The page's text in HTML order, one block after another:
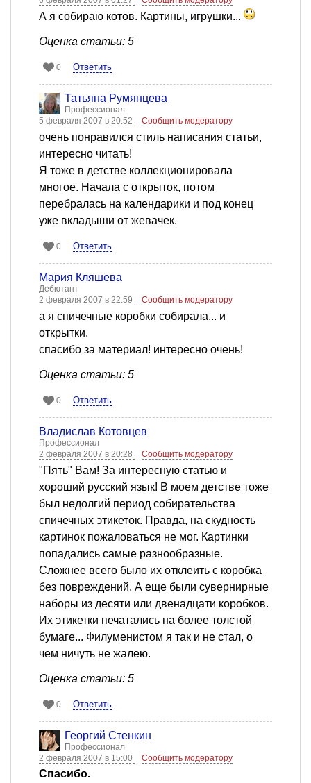
А я собираю котов. Картины, игрушки...
Оценка статьи: 5
0 Ответить
Татьяна Румянцева
Профессионал
5 февраля 2007 в 20:52
Сообщить модератору
очень понравился стиль написания статьи,
интересно читать!
Я тоже в детстве коллекционировала
многое. Начала с открыток, потом
перебралась на календарики и под конец
уже вкладыши от жевачек.
0 Ответить
Мария Кляшева
Дебютант
2 февраля 2007 в 22:59
Сообщить модератору
а я спичечные коробки собирала... и
открытки.
спасибо за материал! интересно очень!
Оценка статьи: 5
0 Ответить
Владислав Котовцев
Профессионал
2 февраля 2007 в 20:28
Сообщить модератору
"Пять" Вам! За интересную статью и
хороший русский язык! В моем детстве тоже
был недолгий период собирательства
спичечных этикеток. Правда, на скудность
картинок пожаловаться не мог. Картинки
попадались самые разнообразные.
Сложнее всего было их отклеить с коробка
без повреждений. А еще были сувернирные
наборы из десяти или двенадцати коробков.
Их этикетки печатались на более толстой
бумаге... Филуменистом я так и не стал, о
чем ничуть не жалею.
Оценка статьи: 5
0 Ответить
Георгий Стенкин
Профессионал
2 февраля 2007 в 15:00
Сообщить модератору
Спасибо.